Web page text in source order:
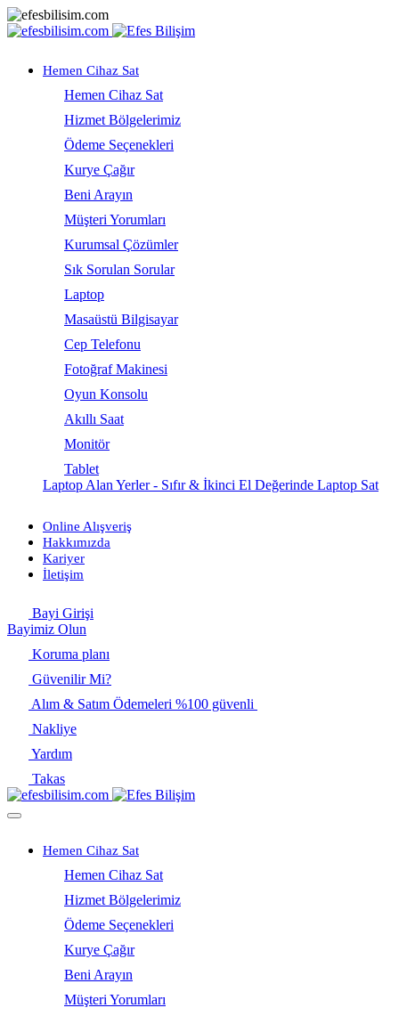
Hemen Cihaz Sat
Hemen Cihaz Sat
Hizmet Bölgelerimiz
Ödeme Seçenekleri
Kurye Çağır
Beni Arayın
Müşteri Yorumları
Kurumsal Çözümler
Sık Sorulan Sorular
Laptop
Masaüstü Bilgisayar
Cep Telefonu
Fotoğraf Makinesi
Oyun Konsolu
Akıllı Saat
Monitör
Tablet
Laptop Alan Yerler - Sıfır & İkinci El Değerinde Laptop Sat
Online Alışveriş
Hakkımızda
Kariyer
İletişim
Bayi Girişi
Bayimiz Olun
Koruma planı
Güvenilir Mi?
Alım & Satım Ödemeleri %100 güvenli
Nakliye
Yardım
Takas
Hemen Cihaz Sat
Hemen Cihaz Sat
Hizmet Bölgelerimiz
Ödeme Seçenekleri
Kurye Çağır
Beni Arayın
Müşteri Yorumları